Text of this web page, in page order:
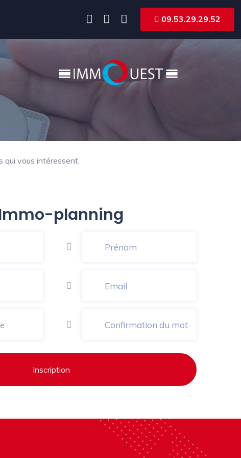
09.53.29.29.52
qui vous intéressent.
planning
Inscription